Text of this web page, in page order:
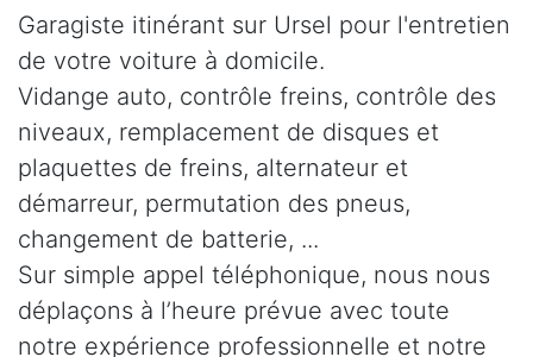
Garagiste itinérant sur Ursel pour l'entretien
de votre voiture à domicile.
Vidange auto, contrôle freins, contrôle des
niveaux, remplacement de disques et
plaquettes de freins, alternateur et
démarreur, permutation des pneus,
changement de batterie, ...
Sur simple appel téléphonique, nous nous
déplaçons à l’heure prévue avec toute
notre expérience professionnelle et notre